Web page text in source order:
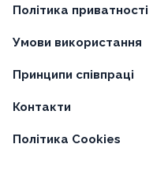
Політика приватності
Умови використання
Принципи співпраці
Контакти
Політика Cookies